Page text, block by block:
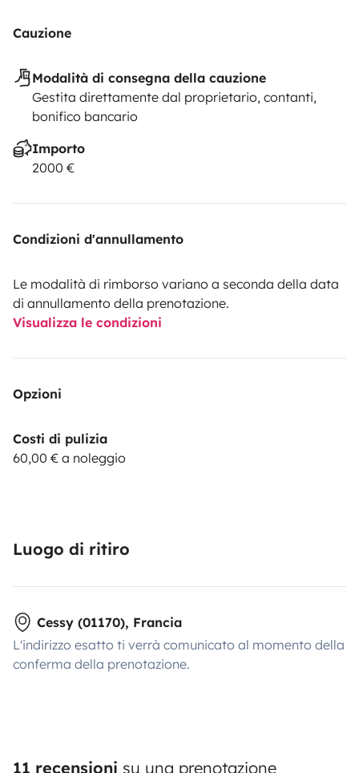
Cauzione
Modalità di consegna della cauzione
Gestita direttamente dal proprietario, contanti,
bonifico bancario
Importo
2000 €
Condizioni d'annullamento
Le modalità di rimborso variano a seconda della data
di annullamento della prenotazione.
Visualizza le condizioni
Opzioni
Costi di pulizia
60,00 € a noleggio
Luogo di ritiro
Cessy (01170), Francia
L'indirizzo esatto ti verrà comunicato al momento della
conferma della prenotazione.
11 recensioni su una prenotazione